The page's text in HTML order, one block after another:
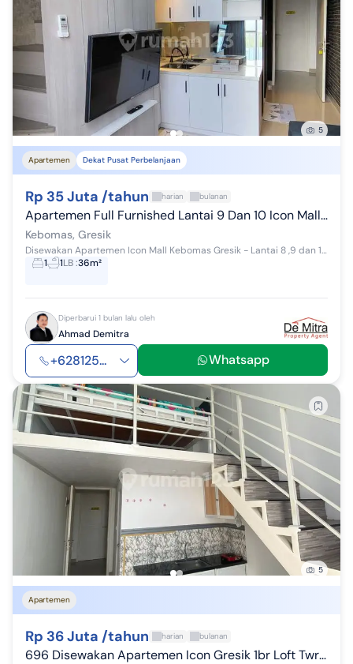
5
Apartemen Dekat Pusat Perbelanjaan
Rp 35 Juta /tahun harian bulanan
Apartemen Full Furnished Lantai 9 Dan 10 Icon Mall Kebomas Gresik
Kebomas, Gresik
Disewakan Apartemen Icon Mall Kebomas Gresik - Lantai 8 ,9 dan 16 - Luas 36 m2 - Full furnished - View utara - kulkas , kompor listrik, cooker hood...
1
1LB:36m²
Diperbarui 1 bulan lalu oleh
Ahmad Demitra
+628125... Whatsapp
5
Apartemen
Rp 36 Juta /tahun harian bulanan
696 Disewakan Apartemen Icon Gresik 1br Loft Twr A Lt 29 Furnish